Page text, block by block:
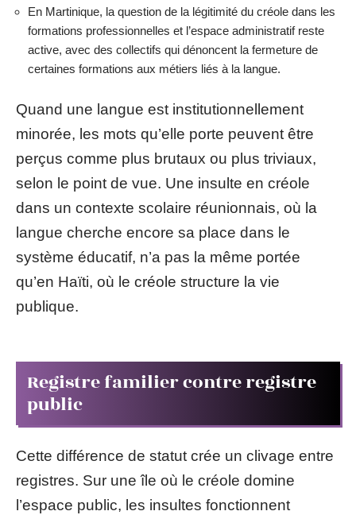
En Martinique, la question de la légitimité du créole dans les
formations professionnelles et l’espace administratif reste
active, avec des collectifs qui dénoncent la fermeture de
certaines formations aux métiers liés à la langue.
Quand une langue est institutionnellement
minorée, les mots qu’elle porte peuvent être
perçus comme plus brutaux ou plus triviaux,
selon le point de vue. Une insulte en créole
dans un contexte scolaire réunionnais, où la
langue cherche encore sa place dans le
système éducatif, n’a pas la même portée
qu’en Haïti, où le créole structure la vie
publique.
Registre familier contre registre
public
Cette différence de statut crée un clivage entre
registres. Sur une île où le créole domine
l’espace public, les insultes fonctionnent